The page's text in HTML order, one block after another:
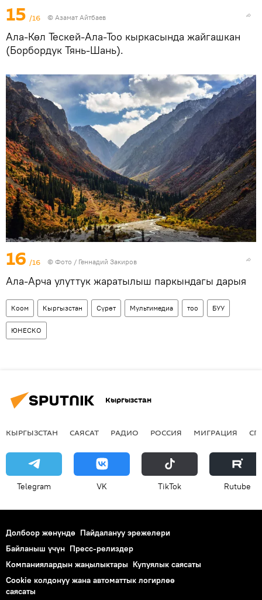
15 /16 © Азамат Айтбаев
Ала-Көл Тескей-Ала-Тоо кыркасында жайгашкан
(Борбордук Тянь-Шань).
16 /16 © Фото / Геннадий Закиров
Ала-Арча улуттук жаратылыш паркындагы дарыя
Коом Кыргызстан Сүрөт Мультимедиа тоо БУУ
ЮНЕСКО
Кыргызстан
КЫРГЫЗСТАН САЯСАТ РАДИО РОССИЯ МИГРАЦИЯ
Telegram VK ТikТоk Rutube
Долбоор жөнүндө Пайдалануу эрежелери
Байланыш үчүн Пресс-релиздер
Компаниялардын жаңылыктары Купуялык саясаты
Cookie колдонуу жана автоматтык логирлөө
саясаты